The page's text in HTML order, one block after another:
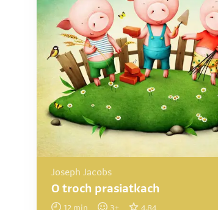
Joseph Jacobs
O troch prasiatkach